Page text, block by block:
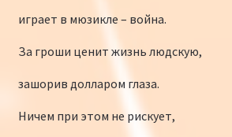
играет в мюзикле – война.
За гроши ценит жизнь людскую,
зашорив долларом глаза.
Ничем при этом не рискует,